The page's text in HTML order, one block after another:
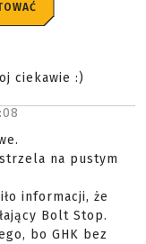
ciekawie :)
na pustym
informacji, że
Bolt Stop.
bo GHK bez